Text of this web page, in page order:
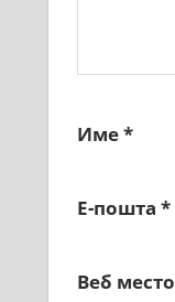
Име*
Е-пошта *
Веб место